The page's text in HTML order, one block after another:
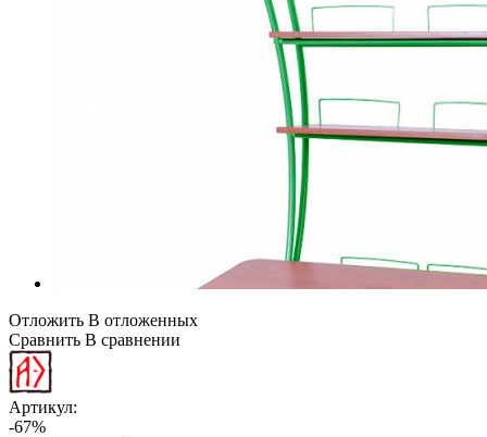
Отложить В отложенных
Сравнить В сравнении
Артикул:
-67%